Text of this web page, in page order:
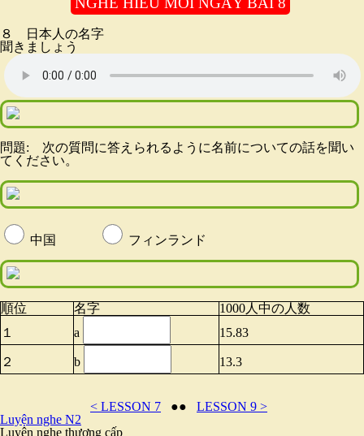
８ 日本人の名字
聞きましょう
問題: 次の質問に答えられるように名前についての話を聞い
てください。
中国 フィンランド
順位 名字
1000人中の人数
１
a 15.83
２ b 13.3
< LESSON 7 ●● LESSON 9 >
Luyện nghe N2
Luyện nghe thượng cấp